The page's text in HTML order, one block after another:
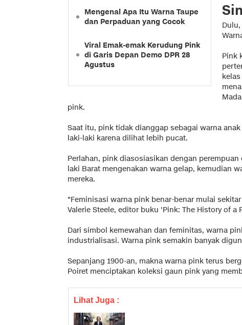
Mengenal Apa Itu Warna Taupe
dan Perpaduan yang Cocok
Viral Emak-emak Kerudung Pink
di Garis Depan Demo DPR 28
Agustus
Pink
pink.
Saat itu, pink tidak dianggap sebagai warna
laki-laki karena dilihat lebih pucat.
Perlahan, pink diasosiasikan dengan
laki Barat mengenakan warna gelap, kemudian
mereka.
"Feminisasi warna pink benar-benar mulai
Valerie Steele, editor buku 'Pink: The History of
Dari simbol kemewahan dan feminitas, warna
industrialisasi. Warna pink semakin banyak
Sepanjang 1900-an, makna warna pink terus
Poiret menciptakan koleksi gaun pink yang
Lihat Juga :